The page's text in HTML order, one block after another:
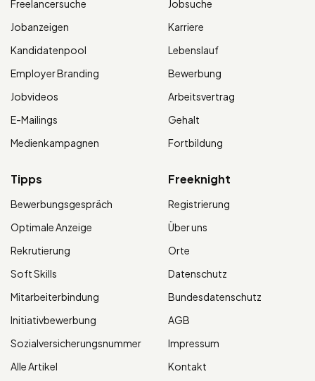
Freelancersuche
Jobanzeigen
Kandidatenpool
Employer Branding
Jobvideos
E-Mailings
Medienkampagnen
Jobsuche
Karriere
Lebenslauf
Bewerbung
Arbeitsvertrag
Gehalt
Fortbildung
Tipps
Bewerbungsgespräch
Optimale Anzeige
Rekrutierung
Soft Skills
Mitarbeiterbindung
Initiativbewerbung
Sozialversicherungsnummer
Alle Artikel
Freeknight
Registrierung
Über uns
Orte
Datenschutz
Bundesdatenschutz
AGB
Impressum
Kontakt